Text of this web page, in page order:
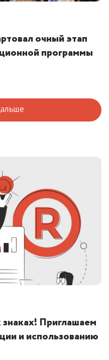
очный этап
программы
Приглашаем
и использованию